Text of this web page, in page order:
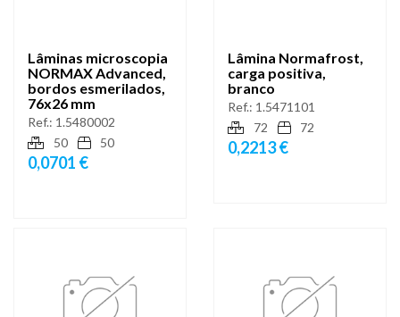
Lâminas microscopia
NORMAX Advanced,
bordos esmerilados,
76x26 mm
Ref.: 1.5480002
50
50
0,0701 €
Lâmina Normafrost,
carga positiva,
branco
Ref.: 1.5471101
72
72
0,2213 €